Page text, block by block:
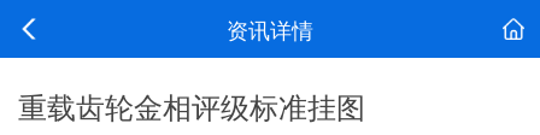
资讯详情
重载齿轮金相评级标准挂图